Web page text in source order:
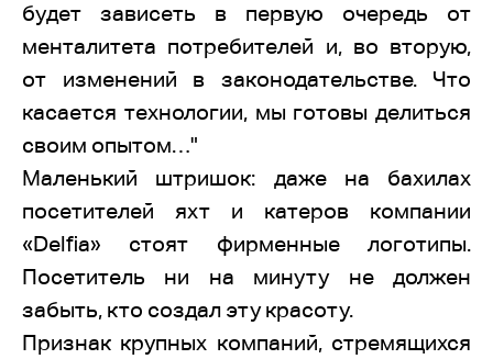
будет зависеть в первую очередь от
менталитета потребителей и, во вторую,
от изменений в законодательстве. Что
касается технологии, мы готовы делиться
своим опытом…"
Маленький штришок: даже на бахилах
посетителей яхт и катеров компании
«Delfia» стоят фирменные логотипы.
Посетитель ни на минуту не должен
забыть, кто создал эту красоту.
Признак крупных компаний, стремящихся